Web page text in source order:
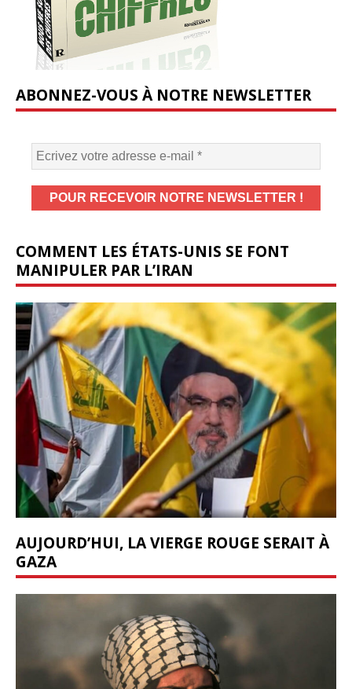
ABONNEZ-VOUS À NOTRE NEWSLETTER
COMMENT LES ÉTATS-UNIS SE FONT
MANIPULER PAR L’IRAN
AUJOURD’HUI, LA VIERGE ROUGE SERAIT À
GAZA